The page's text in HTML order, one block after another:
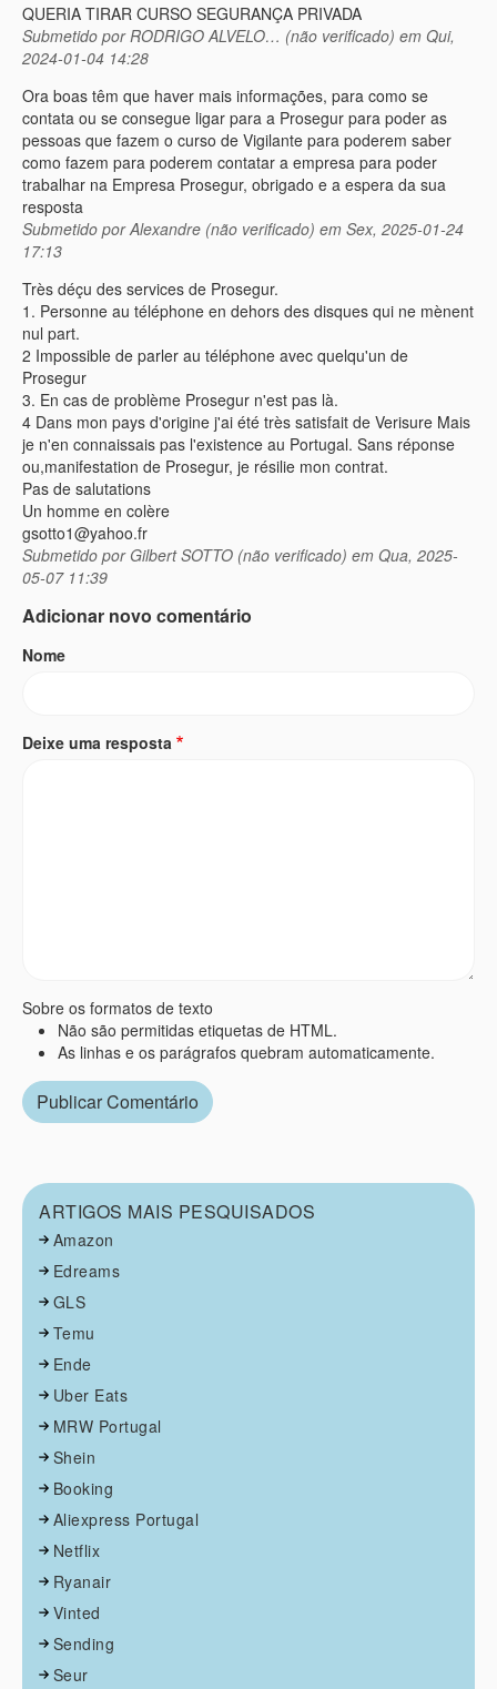
QUERIA TIRAR CURSO SEGURANÇA PRIVADA
Submetido por RODRIGO ALVELO… (não verificado) em Qui,
2024-01-04 14:28
Ora boas têm que haver mais informações, para como se
contata ou se consegue ligar para a Prosegur para poder as
pessoas que fazem o curso de Vigilante para poderem saber
como fazem para poderem contatar a empresa para poder
trabalhar na Empresa Prosegur, obrigado e a espera da sua
resposta
Submetido porAlexandre (não verificado) em Sex, 2025-01-24
17:13
Très déçu des services de Prosegur.
1. Personne au téléphone en dehors des disques qui ne mènent
nul part.
2 Impossible de parler au téléphone avec quelqu'un de
Prosegur
3. En cas de problème Prosegur n'est pas là.
4 Dans mon pays d'origine j'ai été très satisfait de Verisure Mais
je n'en connaissais pas l'existence au Portugal. Sans réponse
ou,manifestation de Prosegur, je résilie mon contrat.
Pas de salutations
Un homme en colère
gsotto1@yahoo.fr
Submetido por Gilbert SOTTO (não verificado) em Qua, 2025-
05-07 11:39
Adicionar novo comentário
Nome
Deixe uma resposta
Sobre os formatos de texto
Não são permitidas etiquetas de HTML.
As linhas e os parágrafos quebram automaticamente.
ARTIGOS MAIS PESQUISADOS
Amazon
Edreams
GLS
Temu
Ende
Uber Eats
MRW Portugal
Shein
Booking
Aliexpress Portugal
Netflix
Ryanair
Vinted
Sending
Seur